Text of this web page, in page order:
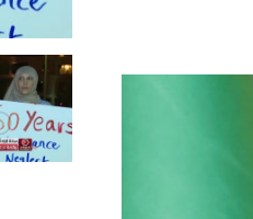
.وقفة
الأحد 5 مايو 2019